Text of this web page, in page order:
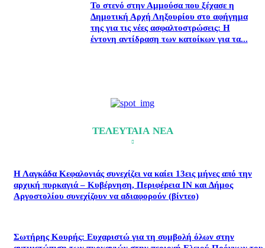
Το στενό στην Αμμούσα που ξέχασε η
Δημοτική Αρχή Ληξουρίου στο αφήγημα
της για τις νέες ασφαλτοστρώσεις: Η
έντονη αντίδραση των κατοίκων για τα...
ΤΕΛΕΥΤΑΙΑ ΝΕΑ
Η Λαγκάδα Κεφαλονιάς συνεχίζει να καίει 13εις μήνες από την
αρχική πυρκαγιά – Κυβέρνηση, Περιφέρεια ΙΝ και Δήμος
Αργοστολίου συνεχίζουν να αδιαφορούν (βίντεο)
Σωτήρης Κουρής: Ευχαριστώ για τη συμβολή όλων στην